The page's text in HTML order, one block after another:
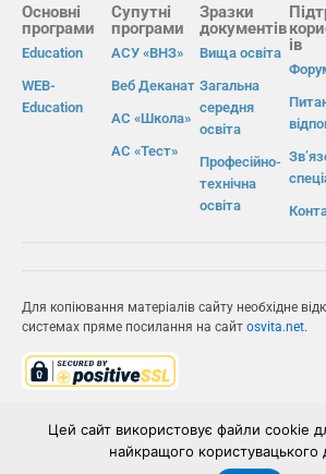
Основні
програми
Education
WEB-
Education
Супутні
програми
АСУ «ВНЗ»
Веб Деканат
АС «Школа»
АС «Тест»
Зразки
документів
Вища освіта
Загальна
середня
освіта
Професійно-
технічна
освіта
ів
Для копіювання матеріалів сайту необхідне
системах пряме посилання на сайт osvita.net.
ІВС «ОСВІТА»
Цей сайт використовує файли cookie
найкращого користувацького